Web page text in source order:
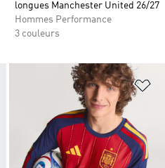
longues Manchester United 26/27
Hommes Performance
3 couleurs
Ajouter à la Liste de produits